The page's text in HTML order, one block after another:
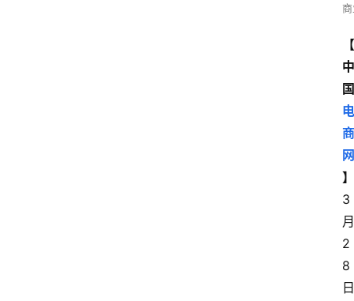
【
中
国
电
商
网
】
3
月
2
8
日